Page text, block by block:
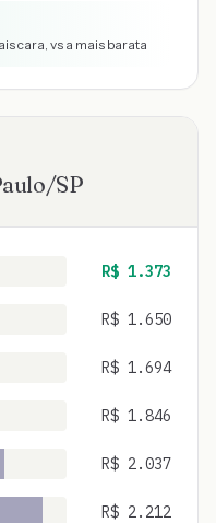
cara, vs a mais barata
/SP
R$ 1.373
R$ 1.650
R$ 1.694
R$ 1.846
R$ 2.037
R$ 2.212